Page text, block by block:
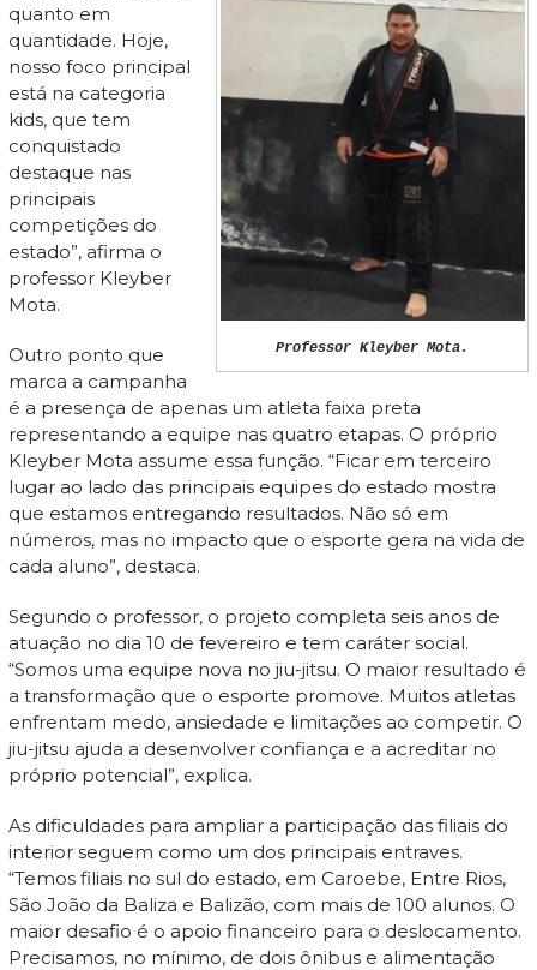
Professor Kleyber Mota.
quanto em
quantidade. Hoje,
nosso foco principal
está na categoria
kids, que tem
conquistado
destaque nas
principais
competições do
estado”, afirma o
professor Kleyber
Mota.
Outro ponto que
marca a campanha
é a presença de apenas um atleta faixa preta
representando a equipe nas quatro etapas. O próprio
Kleyber Mota assume essa função. “Ficar em terceiro
lugar ao lado das principais equipes do estado mostra
que estamos entregando resultados. Não só em
números, mas no impacto que o esporte gera na vida de
cada aluno”, destaca.
Segundo o professor, o projeto completa seis anos de
atuação no dia 10 de fevereiro e tem caráter social.
“Somos uma equipe nova no jiu-jitsu. O maior resultado é
a transformação que o esporte promove. Muitos atletas
enfrentam medo, ansiedade e limitações ao competir. O
jiu-jitsu ajuda a desenvolver confiança e a acreditar no
próprio potencial”, explica.
As dificuldades para ampliar a participação das filiais do
interior seguem como um dos principais entraves.
“Temos filiais no sul do estado, em Caroebe, Entre Rios,
São João da Baliza e Balizão, com mais de 100 alunos. O
maior desafio é o apoio financeiro para o deslocamento.
Precisamos, no mínimo, de dois ônibus e alimentação